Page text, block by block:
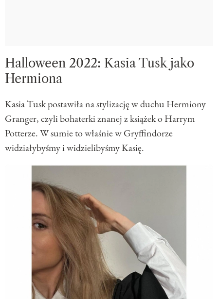
Halloween 2022: Kasia Tusk jako
Hermiona
Kasia Tusk postawiła na stylizację w duchu Hermiony
Granger, czyli bohaterki znanej z książek o Harrym
Potterze. W sumie to właśnie w Gryffindorze
widziałybyśmy i widzielibyśmy Kasię.